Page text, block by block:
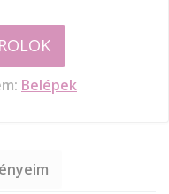
Belépek